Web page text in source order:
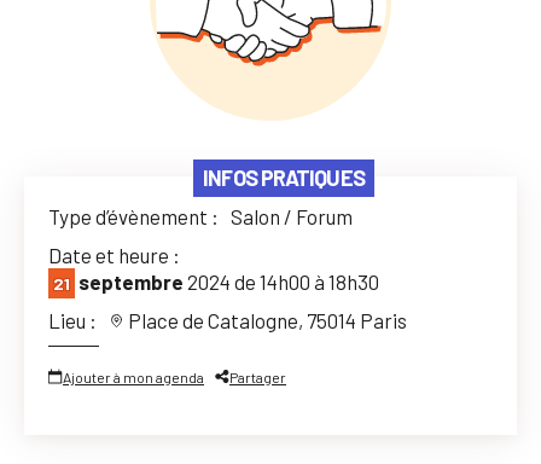
INFOS PRATIQUES
Type d’évènement : Salon / Forum
Date et heure :
21 septembre 2024 de 14h00 à 18h30
Lieu :
Place de Catalogne, 75014 Paris
Ajouter à mon agenda Partager